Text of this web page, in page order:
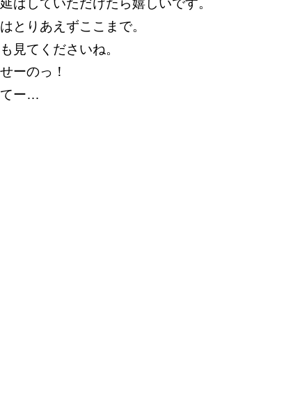
ばしていただけたら嬉しいです。
とりあえずここまで。
見てくださいね。
ーのっ！
てー…